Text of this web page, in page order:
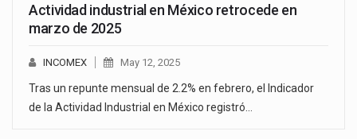
Actividad industrial en México retrocede en
marzo de 2025
INCOMEX May 12, 2025
Tras un repunte mensual de 2.2% en febrero, el Indicador
de la Actividad Industrial en México registró…